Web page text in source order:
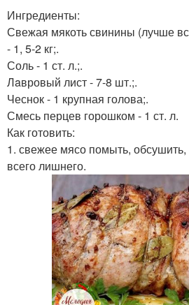
Ингредиенты:
Свежая мякоть свинины (лучше
- 1, 5-2 кг;.
Соль - 1 ст. л.;.
Лaвровый лист - 7-8 шт.;.
Чеснок - 1 крупная голова;.
Смесь перцев горошком - 1 ст. л.
Как готовить:
1. свежее мясо помыть, обсушить,
всего лишнего.